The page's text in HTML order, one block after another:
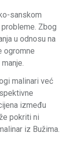
sanskom
Zbog
u odnosu na
ogromne
malinari već
između
pokriti ni
iz Bužima.